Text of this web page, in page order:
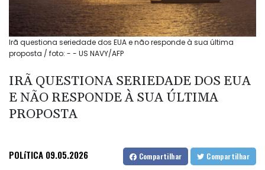
Irã questiona seriedade dos EUA e não responde à sua última
proposta / foto: - - US NAVY/AFP
IRÃ QUESTIONA SERIEDADE DOS EUA
E NÃO RESPONDE À SUA ÚLTIMA
PROPOSTA
POLíTICA 09.05.2026 Compartilhar Compartilhar